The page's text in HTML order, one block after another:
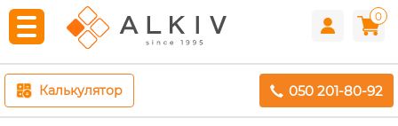
0
Калькулятор 050 201-80-92